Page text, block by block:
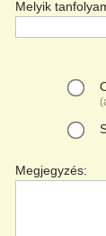
Melyik
Megjegyzés: